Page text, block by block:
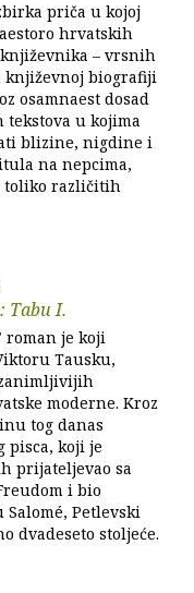
priča u kojoj
hrvatskih
– vrsnih
biografiji
osamnaest dosad
u kojima
blizine, nigdine i
na nepcima,
toliko različitih
Tabu I.
roman je koji
Tausku,
moderne. Kroz
tog danas
pisca, koji je
prijateljevao sa
i bio
Petlevski
dvadeseto stoljeće.